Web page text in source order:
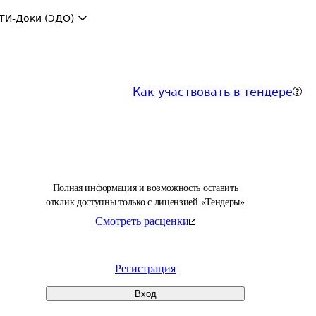
Доки (ЭДО)
Как участвовать в тендере
Полная информация и возможность оставить
отклик доступны только с лицензией «Тендеры»
Смотреть расценки
Регистрация
Вход